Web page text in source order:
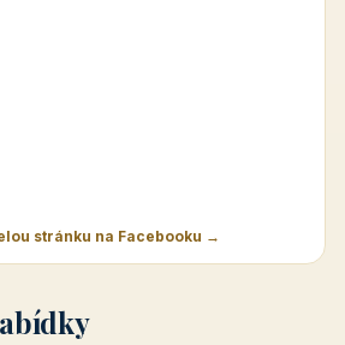
stránku na Facebooku →